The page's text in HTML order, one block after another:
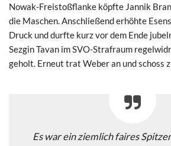
Nowak-Freistoßflanke köpfte Jannik
die Maschen. Anschließend erhöhte
Druck und durfte kurz vor dem Ende
Sezgin Tavan im SVO-Strafraum
geholt. Erneut trat Weber an und schoss
Es war ein ziemlich faires